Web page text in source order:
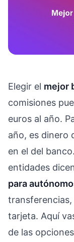
Elegir el mejor
comisiones
euros al año.
año, es dinero
en el del
entidades
para
tarjeta. Aquí
de las